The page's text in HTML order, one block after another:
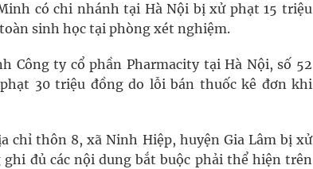
có chi nhánh tại Hà Nội bị xử phạt 15 triệu
sinh học tại phòng xét nghiệm.
Công ty cổ phần Pharmacity tại Hà Nội, số 52
30 triệu đồng do lỗi bán thuốc kê đơn khi
chỉ thôn 8, xã Ninh Hiệp, huyện Gia Lâm bị xử
đủ các nội dung bắt buộc phải thể hiện trên